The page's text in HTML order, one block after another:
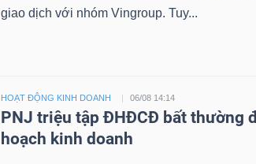
giao dịch với nhóm Vingroup. Tuy...
HOẠT ĐỘNG KINH DOANH 06/08 14:14
PNJ triệu tập ĐHĐCĐ bất thường
hoạch kinh doanh